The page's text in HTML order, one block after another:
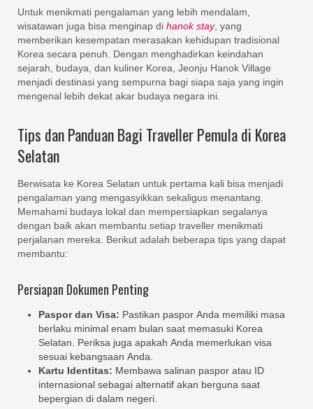
Untuk menikmati pengalaman yang lebih mendalam,
wisatawan juga bisa menginap di hanok stay, yang
memberikan kesempatan merasakan kehidupan tradisional
Korea secara penuh. Dengan menghadirkan keindahan
sejarah, budaya, dan kuliner Korea, Jeonju Hanok Village
menjadi destinasi yang sempurna bagi siapa saja yang ingin
mengenal lebih dekat akar budaya negara ini.
Tips dan Panduan Bagi Traveller Pemula di Korea
Selatan
Berwisata ke Korea Selatan untuk pertama kali bisa menjadi
pengalaman yang mengasyikkan sekaligus menantang.
Memahami budaya lokal dan mempersiapkan segalanya
dengan baik akan membantu setiap traveller menikmati
perjalanan mereka. Berikut adalah beberapa tips yang dapat
membantu:
Persiapan Dokumen Penting
Paspor dan Visa: Pastikan paspor Anda memiliki masa
berlaku minimal enam bulan saat memasuki Korea
Selatan. Periksa juga apakah Anda memerlukan visa
sesuai kebangsaan Anda.
Kartu Identitas: Membawa salinan paspor atau ID
internasional sebagai alternatif akan berguna saat
bepergian di dalam negeri.